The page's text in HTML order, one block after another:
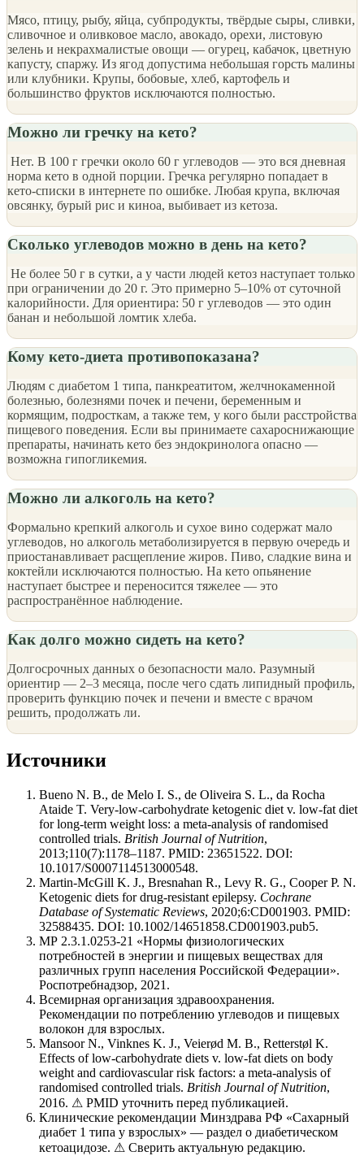
Мясо, птицу, рыбу, яйца, субпродукты, твёрдые сыры, сливки,
сливочное и оливковое масло, авокадо, орехи, листовую
зелень и некрахмалистые овощи — огурец, кабачок, цветную
капусту, спаржу. Из ягод допустима небольшая горсть малины
или клубники. Крупы, бобовые, хлеб, картофель и
большинство фруктов исключаются полностью.
Можно ли гречку на кето?
Нет. В 100 г гречки около 60 г углеводов — это вся дневная
норма кето в одной порции. Гречка регулярно попадает в
кето-списки в интернете по ошибке. Любая крупа, включая
овсянку, бурый рис и киноа, выбивает из кетоза.
Сколько углеводов можно в день на кето?
Не более 50 г в сутки, а у части людей кетоз наступает только
при ограничении до 20 г. Это примерно 5–10% от суточной
калорийности. Для ориентира: 50 г углеводов — это один
банан и небольшой ломтик хлеба.
Кому кето-диета противопоказана?
Людям с диабетом 1 типа, панкреатитом, желчнокаменной
болезнью, болезнями почек и печени, беременным и
кормящим, подросткам, а также тем, у кого были расстройства
пищевого поведения. Если вы принимаете сахароснижающие
препараты, начинать кето без эндокринолога опасно —
возможна гипогликемия.
Можно ли алкоголь на кето?
Формально крепкий алкоголь и сухое вино содержат мало
углеводов, но алкоголь метаболизируется в первую очередь и
приостанавливает расщепление жиров. Пиво, сладкие вина и
коктейли исключаются полностью. На кето опьянение
наступает быстрее и переносится тяжелее — это
распространённое наблюдение.
Как долго можно сидеть на кето?
Долгосрочных данных о безопасности мало. Разумный
ориентир — 2–3 месяца, после чего сдать липидный профиль,
проверить функцию почек и печени и вместе с врачом
решить, продолжать ли.
Источники
Bueno N. B., de Melo I. S., de Oliveira S. L., da Rocha
Ataide T. Very-low-carbohydrate ketogenic diet v. low-fat diet
for long-term weight loss: a meta-analysis of randomised
controlled trials. British Journal of Nutrition,
2013;110(7):1178–1187. PMID: 23651522. DOI:
10.1017/S0007114513000548.
Martin-McGill K. J., Bresnahan R., Levy R. G., Cooper P. N.
Ketogenic diets for drug-resistant epilepsy. Cochrane
Database of Systematic Reviews, 2020;6:CD001903. PMID:
32588435. DOI: 10.1002/14651858.CD001903.pub5.
МР 2.3.1.0253-21 «Нормы физиологических
потребностей в энергии и пищевых веществах для
различных групп населения Российской Федерации».
Роспотребнадзор, 2021.
Всемирная организация здравоохранения.
Рекомендации по потреблению углеводов и пищевых
волокон для взрослых.
Mansoor N., Vinknes K. J., Veierød M. B., Retterstøl K.
Effects of low-carbohydrate diets v. low-fat diets on body
weight and cardiovascular risk factors: a meta-analysis of
randomised controlled trials. British Journal of Nutrition,
2016. ⚠ PMID уточнить перед публикацией.
Клинические рекомендации Минздрава РФ «Сахарный
диабет 1 типа у взрослых» — раздел о диабетическом
кетоацидозе. ⚠ Сверить актуальную редакцию.